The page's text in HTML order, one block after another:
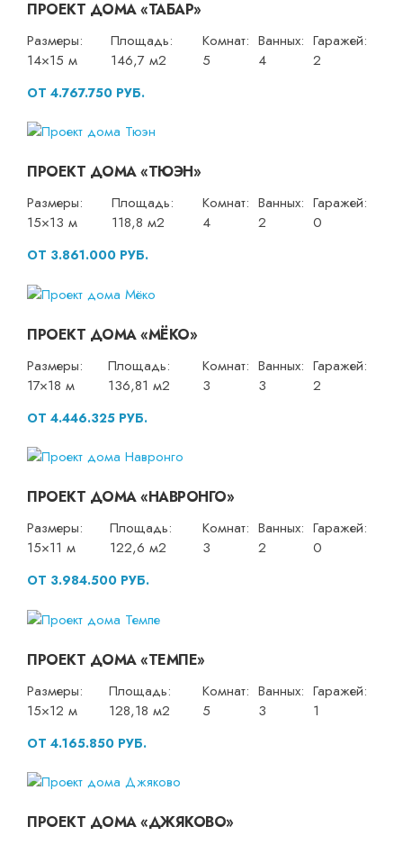
ПРОЕКТ ДОМА «ТАБАР»
Размеры:
14×15 м
Площадь:
146,7 м2
Комнат:
5
Ванных:
4
Гаражей:
2
ОТ 4.767.750 РУБ.
ПРОЕКТ ДОМА «ТЮЭН»
Размеры:
15×13 м
Площадь:
118,8 м2
Комнат:
4
Ванных:
2
Гаражей:
0
ОТ 3.861.000 РУБ.
ПРОЕКТ ДОМА «МЁКО»
Размеры:
17×18 м
Площадь:
136,81 м2
Комнат:
3
Ванных:
3
Гаражей:
2
ОТ 4.446.325 РУБ.
ПРОЕКТ ДОМА «НАВРОНГО»
Размеры:
15×11 м
Площадь:
122,6 м2
Комнат:
3
Ванных:
2
Гаражей:
0
ОТ 3.984.500 РУБ.
ПРОЕКТ ДОМА «ТЕМПЕ»
Размеры:
15×12 м
Площадь:
128,18 м2
Комнат:
5
Ванных:
3
Гаражей:
1
ОТ 4.165.850 РУБ.
ПРОЕКТ ДОМА «ДЖЯКОВО»